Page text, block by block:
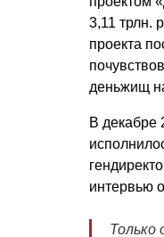
3,11 трлн.
проекта
деньжищ
В декабре
интервью
Только